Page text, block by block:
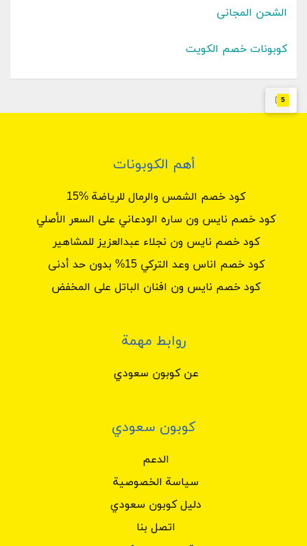
5
الشحن المجاني
كوبونات خصم الكويت
أهم الكوبونات
كود خصم الشمس والرمال للرياضة %15
كود خصم نايس ون ساره الودعاني على السعر الأصلي
كود خصم نايس ون نجلاء عبدالعزيز للمشاهير
كود خصم اناس وعد التركي 15% بدون حد أدنى
كود خصم نايس ون افنان الباتل على المخفض
روابط مهمة
عن كوبون سعودي
كوبون سعودي
الدعم
سياسة الخصوصية
دليل كوبون سعودي
اتصل بنا